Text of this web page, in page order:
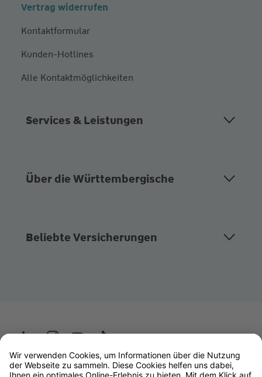
Vertrag widerrufen
Kontaktformular
Kunden-Hotlines
Alle Kontaktmöglichkeiten
Services & Leistungen
Über die Württembergische
Beliebte Versicherungen
Wüstenrot